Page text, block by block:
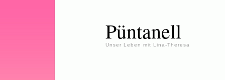
Püntanell
Unser Leben mit Lina-Theresa